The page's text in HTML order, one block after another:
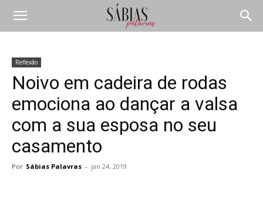
Reflexão
Noivo em cadeira de rodas
emociona ao dançar a valsa
com a sua esposa no seu
casamento
Por Sábias Palavras - jan 24, 2019